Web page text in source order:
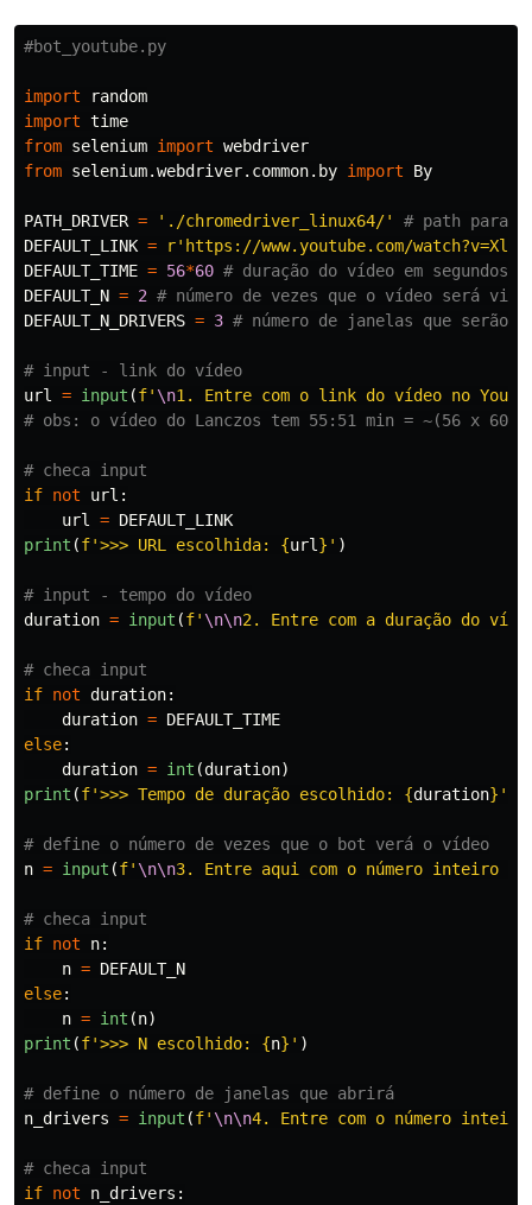
import
random
import time
from selenium import webdriver
from selenium.webdriver.common.by import By
PATH_DRIVER = ' ./chromedriver_linux64/'
DEFAULT_LINK = r' https://www.youtube.com/
DEFAULT_TIME = 56*60
DEFAULT_N = 2
DEFAULT_N_DRIVERS = 3
url
= input (f' \n1. Entre com o link do vídeo no
if not url :
url
= DEFAULT_LINK
print (f'>>> URL escolhida: {url } ' )
duration = input (f' \n\n2. Entre com a duração do
if not duration:
duration = DEFAULT_TIME
else:
duration = int (duration)
print (f'>>> Tempo de duração escolhido: {duration} '
n = input (f' \n\n3. Entre aqui com o número inteiro
if not n:
n = DEFAULT_N
else:
n = int (n)
print (f'>>> N escolhido: {n} ' )
n_drivers = input (f' \n\n4. Entre com o número
if not n_drivers :